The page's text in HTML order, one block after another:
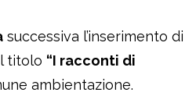
successiva l’inserimento di
titolo “I racconti di
ambientazione.